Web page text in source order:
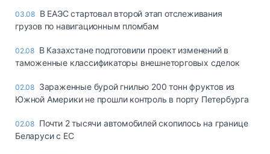
03.08 В ЕАЭС стартовал второй этап отслеживания
грузов по навигационным пломбам
02.08 В Казахстане подготовили проект изменений в
таможенные классификаторы внешнеторговых сделок
02.08 Зараженные бурой гнилью 200 тонн фруктов из
Южной Америки не прошли контроль в порту Петербурга
02.08 Почти 2 тысячи автомобилей скопилось на границе
Беларуси с ЕС